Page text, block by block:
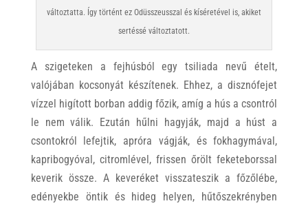
változtatta. Így történt ez Odüsszeusszal és kíséretével is, akiket
sertéssé változtatott.
A szigeteken a fejhúsból egy tsiliada nevű ételt,
valójában kocsonyát készítenek. Ehhez, a disznófejet
vízzel higított borban addig főzik, amíg a hús a csontról
le nem válik. Ezután hűlni hagyják, majd a húst a
csontokról lefejtik, apróra vágják, és fokhagymával,
kapribogyóval, citromlével, frissen őrölt feketeborssal
keverik össze. A keveréket visszateszik a főzőlébe,
edényekbe öntik és hideg helyen, hűtőszekrényben